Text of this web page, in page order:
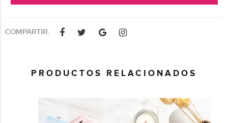
COMPARTIR:
PRODUCTOS RELACIONADOS